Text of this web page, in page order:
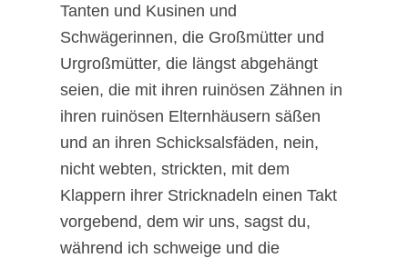
Tanten und Kusinen und
Schwägerinnen, die Großmütter und
Urgroßmütter, die längst abgehängt
seien, die mit ihren ruinösen Zähnen in
ihren ruinösen Elternhäusern säßen
und an ihren Schicksalsfäden, nein,
nicht webten, strickten, mit dem
Klappern ihrer Stricknadeln einen Takt
vorgebend, dem wir uns, sagst du,
während ich schweige und die